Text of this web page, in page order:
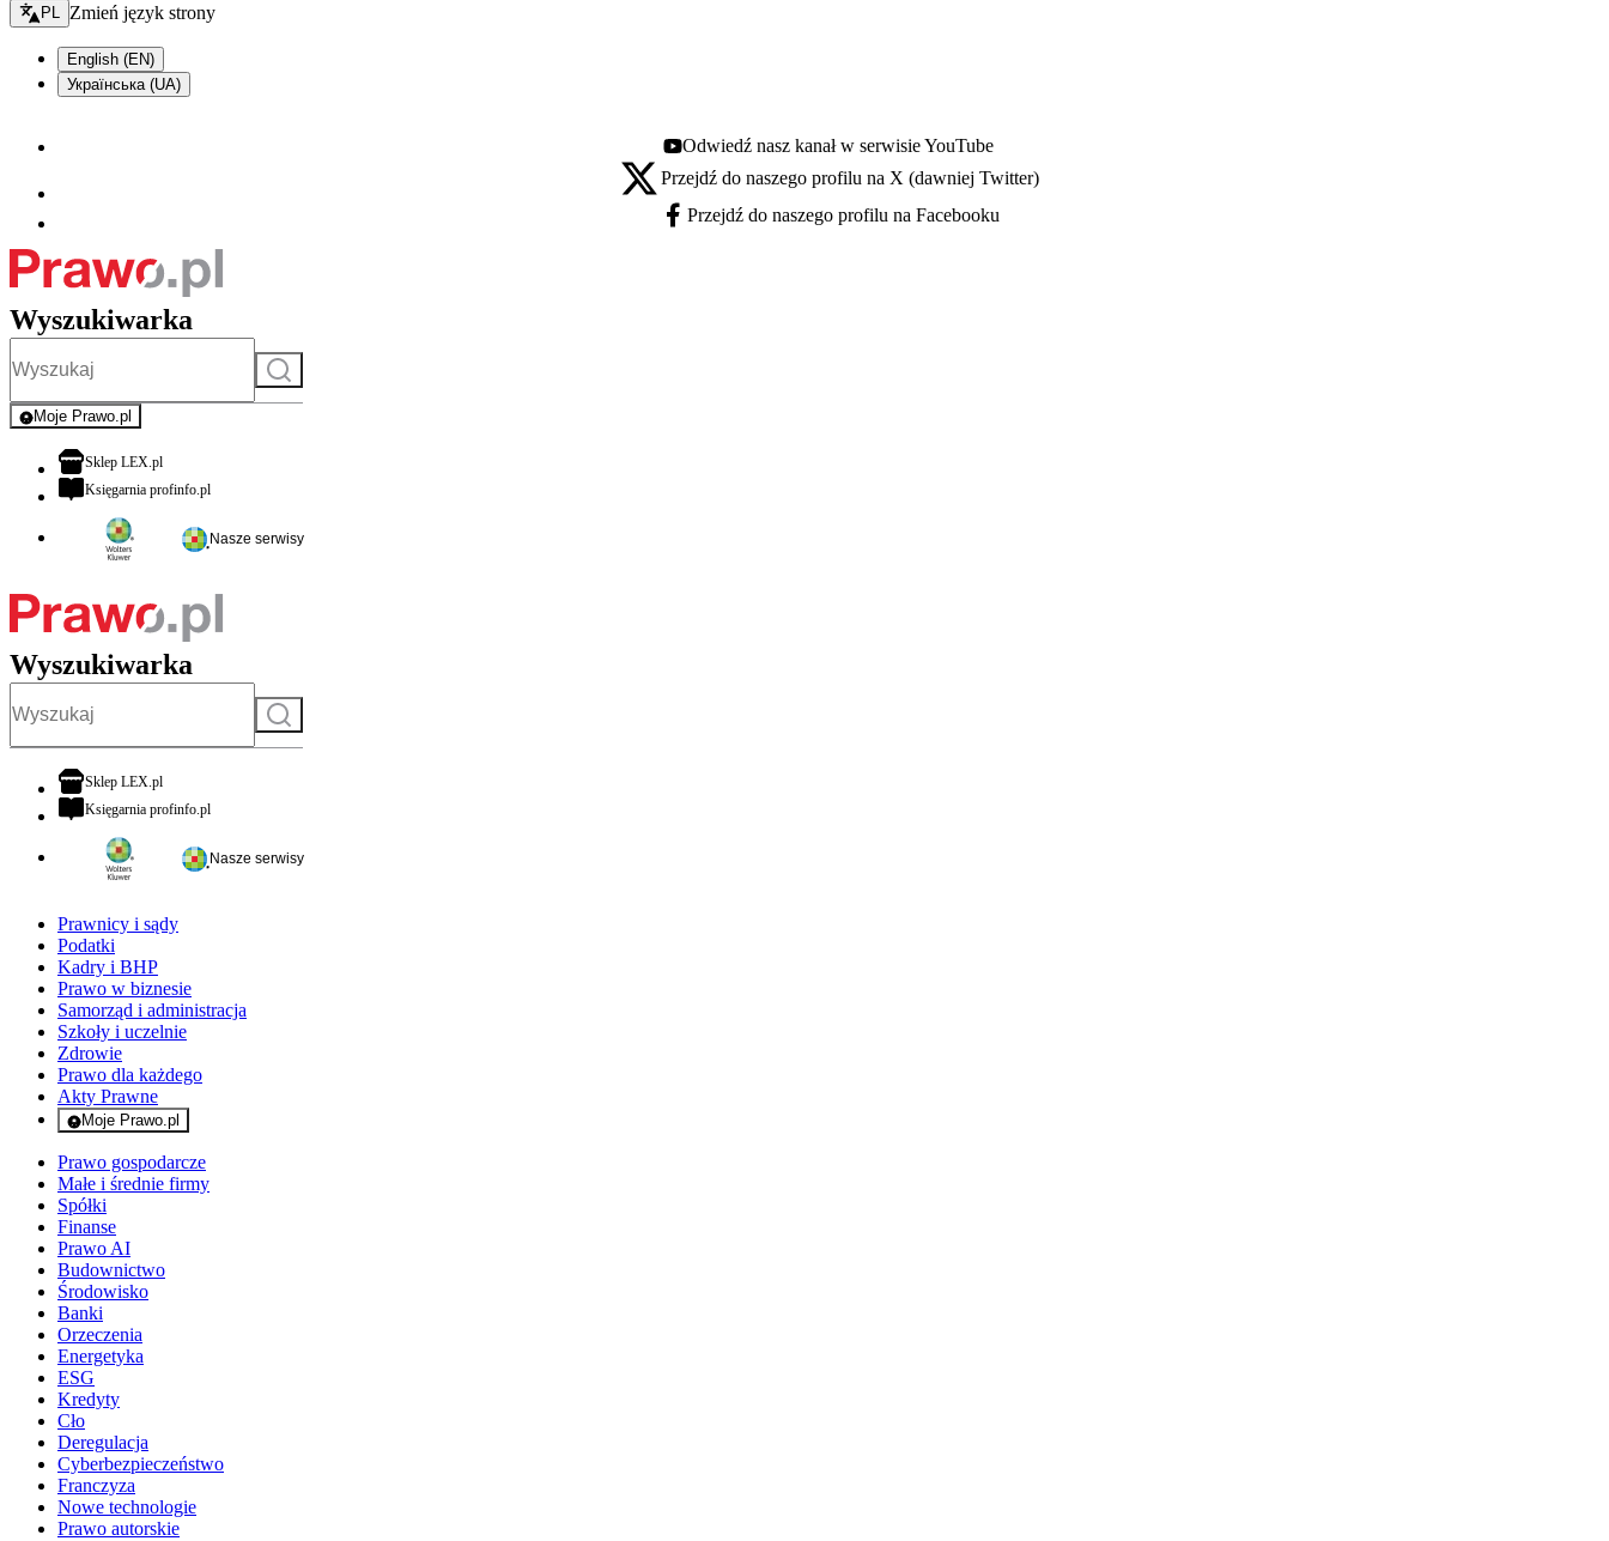
Zmień język - bieżący:
PL Zmień język strony
English (EN)
Українська (UA)
Youtube - otwiera się w nowej karcie
Odwiedź nasz kanał w serwisie YouTube
X - otwiera się w nowej karcie
Przejdź do naszego profilu na X (dawniej Twitter)
Facebook - otwiera się w nowej karcie
Przejdź do naszego profilu na Facebooku
Wyszukiwarka
Szukaj
Moje Prawo.pl
- rejestracja i logowanie do serwisu
Sklep LEX.plotwiera się w nowej karcie
Księgarnia profinfo.plotwiera się w nowej karcie
Nasze serwisy
Wyszukiwarka
Szukaj
Sklep LEX.plotwiera się w nowej karcie
Księgarnia profinfo.plotwiera się w nowej karcie
Nasze serwisy
Prawnicy i sądy
Podatki
Kadry i BHP
Prawo w biznesie
Samorząd i administracja
Szkoły i uczelnie
Zdrowie
Prawo dla każdego
Akty Prawne
Moje Prawo.pl
- rejestracja i logowanie do serwisu
Prawo gospodarcze
Małe i średnie firmy
Spółki
Finanse
Prawo AI
Budownictwo
Środowisko
Banki
Orzeczenia
Energetyka
ESG
Kredyty
Cło
Deregulacja
Cyberbezpieczeństwo
Franczyza
Nowe technologie
Prawo autorskie